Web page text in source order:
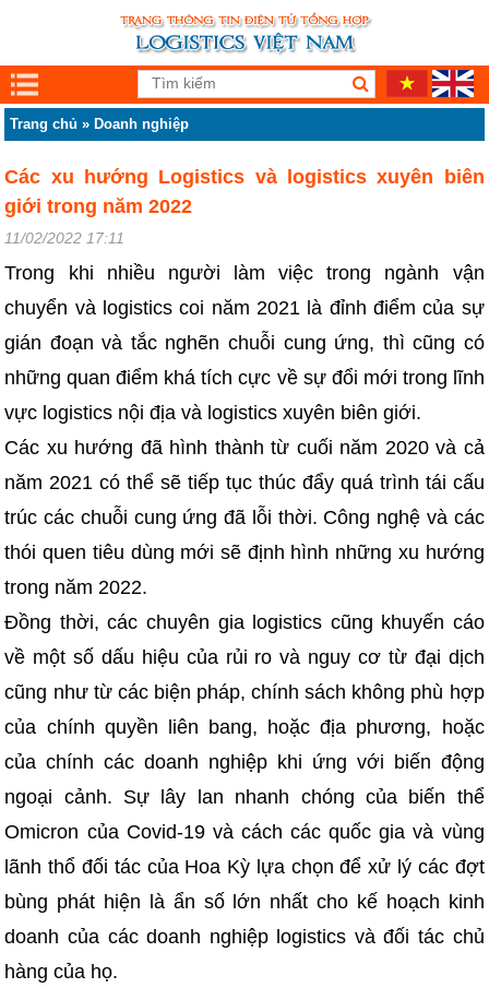
Trang chủ » Doanh nghiệp
Các xu hướng Logistics và logistics xuyên biên
giới trong năm 2022
11/02/2022 17:11
Trong khi nhiều người làm việc trong ngành vận
chuyển và logistics coi năm 2021 là đỉnh điểm của sự
gián đoạn và tắc nghẽn chuỗi cung ứng, thì cũng có
những quan điểm khá tích cực về sự đổi mới trong lĩnh
vực logistics nội địa và logistics xuyên biên giới.
Các xu hướng đã hình thành từ cuối năm 2020 và cả
năm 2021 có thể sẽ tiếp tục thúc đẩy quá trình tái cấu
trúc các chuỗi cung ứng đã lỗi thời. Công nghệ và các
thói quen tiêu dùng mới sẽ định hình những xu hướng
trong năm 2022.
Đồng thời, các chuyên gia logistics cũng khuyến cáo
về một số dấu hiệu của rủi ro và nguy cơ từ đại dịch
cũng như từ các biện pháp, chính sách không phù hợp
của chính quyền liên bang, hoặc địa phương, hoặc
của chính các doanh nghiệp khi ứng với biến động
ngoại cảnh. Sự lây lan nhanh chóng của biến thể
Omicron của Covid-19 và cách các quốc gia và vùng
lãnh thổ đối tác của Hoa Kỳ lựa chọn để xử lý các đợt
bùng phát hiện là ẩn số lớn nhất cho kế hoạch kinh
doanh của các doanh nghiệp logistics và đối tác chủ
hàng của họ.